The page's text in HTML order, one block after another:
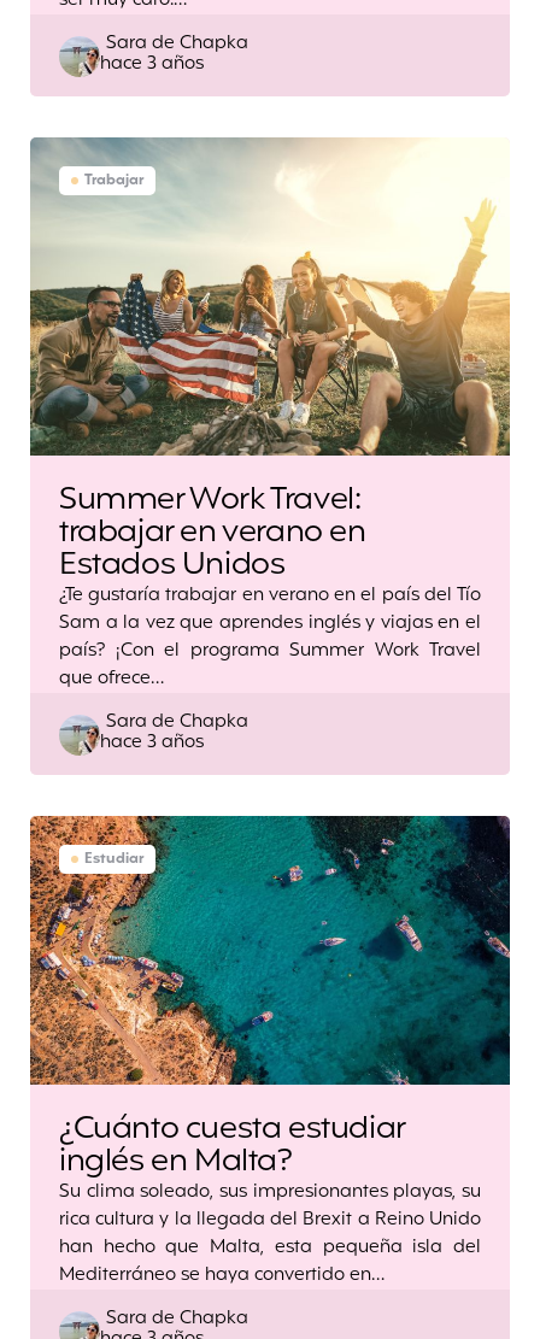
Posted
by
Sara de Chapka
hace 3 años
Trabajar
Summer Work Travel:
trabajar en verano en
Estados Unidos
¿Te gustaría trabajar en verano en el país del Tío
Sam a la vez que aprendes inglés y viajas en el
país? ¡Con el programa Summer Work Travel
que ofrece…
Posted
by
Sara de Chapka
hace 3 años
Estudiar
¿Cuánto cuesta estudiar
inglés en Malta?
Su clima soleado, sus impresionantes playas, su
rica cultura y la llegada del Brexit a Reino Unido
han hecho que Malta, esta pequeña isla del
Mediterráneo se haya convertido en…
Posted
Sara de Chapka